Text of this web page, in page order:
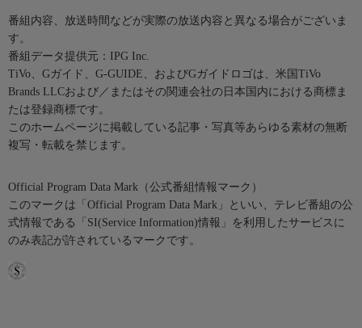
番組内容、放送時間などが実際の放送内容と異なる場合がございま
す。
番組データ提供元：IPG Inc.
TiVo、Gガイド、G-GUIDE、およびGガイドロゴは、米国TiVo
Brands LLCおよび／またはその関連会社の日本国内における商標ま
たは登録商標です。
このホームページに掲載している記事・写真等あらゆる素材の無断
複写・転載を禁じます。
Official Program Data Mark（公式番組情報マーク）
このマークは「Official Program Data Mark」といい、テレビ番組の公
式情報である「SI(Service Information)情報」を利用したサービスに
のみ表記が許されているマークです。